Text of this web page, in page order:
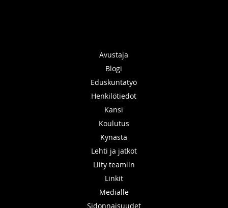
Avustaja
Blogi
Eduskuntatyö
Henkilötiedot
Kansi
Koulutus
Kynästä
Lehti ja jatkot
Liity teamiin
Linkit
Medialle
Sidonnaisuudet